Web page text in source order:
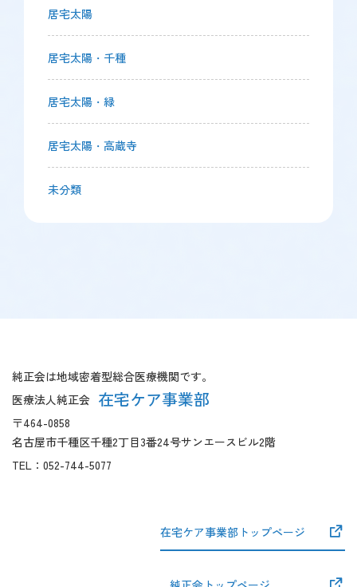
居宅太陽
居宅太陽・千種
居宅太陽・緑
居宅太陽・高蔵寺
未分類
す】
始】
純正会は地域密着型総合医療機関です。
医療法人純正会 在宅ケア事業部
〒464-0858
名古屋市千種区千種2丁目3番24号サンエースビル2階
TEL： 052-744-5077
在宅ケア事業部トップページ